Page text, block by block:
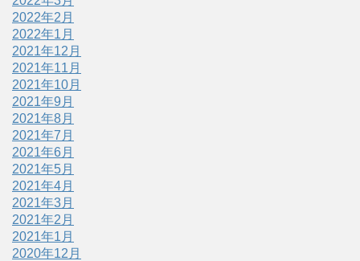
2022年2月
2022年1月
2021年12月
2021年11月
2021年10月
2021年9月
2021年8月
2021年7月
2021年6月
2021年5月
2021年4月
2021年3月
2021年2月
2021年1月
2020年12月